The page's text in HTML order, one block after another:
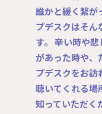
誰かと緩く繋が
プデスクはそん
す。 辛い時や
があった時や、
プデスクをお訪
聴いてくれる場
知っていただく